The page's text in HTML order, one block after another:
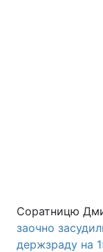
Соратницю
заочно
держзраду на